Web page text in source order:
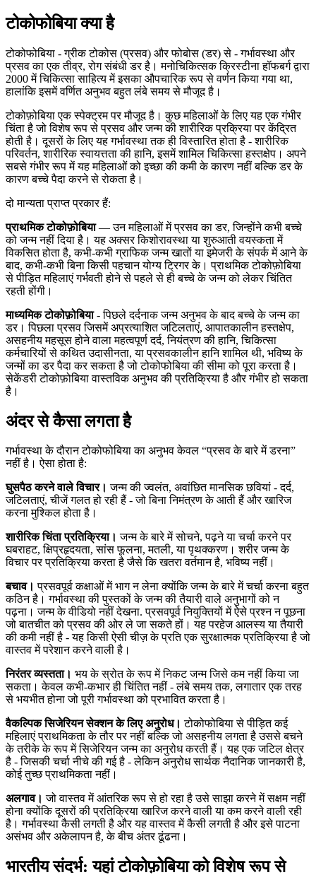
टोकोफोबिया क्या है
टोकोफोबिया - ग्रीक टोकोस (प्रसव) और फोबोस (डर) से - गर्भावस्था और
प्रसव का एक तीव्र, रोग संबंधी डर है। मनोचिकित्सक क्रिस्टीना हॉफबर्ग द्वारा
2000 में चिकित्सा साहित्य में इसका औपचारिक रूप से वर्णन किया गया था,
हालांकि इसमें वर्णित अनुभव बहुत लंबे समय से मौजूद है।
टोकोफ़ोबिया एक स्पेक्ट्रम पर मौजूद है। कुछ महिलाओं के लिए यह एक गंभीर
चिंता है जो विशेष रूप से प्रसव और जन्म की शारीरिक प्रक्रिया पर केंद्रित
होती है। दूसरों के लिए यह गर्भावस्था तक ही विस्तारित होता है - शारीरिक
परिवर्तन, शारीरिक स्वायत्तता की हानि, इसमें शामिल चिकित्सा हस्तक्षेप। अपने
सबसे गंभीर रूप में यह महिलाओं को इच्छा की कमी के कारण नहीं बल्कि डर के
कारण बच्चे पैदा करने से रोकता है।
दो मान्यता प्राप्त प्रकार हैं:
प्राथमिक टोकोफ़ोबिया— उन महिलाओं में प्रसव का डर, जिन्होंने कभी बच्चे
को जन्म नहीं दिया है। यह अक्सर किशोरावस्था या शुरुआती वयस्कता में
विकसित होता है, कभी-कभी ग्राफिक जन्म खातों या इमेजरी के संपर्क में आने के
बाद, कभी-कभी बिना किसी पहचान योग्य ट्रिगर के। प्राथमिक टोकोफ़ोबिया
से पीड़ित महिलाएं गर्भवती होने से पहले से ही बच्चे के जन्म को लेकर चिंतित
रहती होंगी।
माध्यमिक टोकोफ़ोबिया- पिछले दर्दनाक जन्म अनुभव के बाद बच्चे के जन्म का
डर। पिछला प्रसव जिसमें अप्रत्याशित जटिलताएं, आपातकालीन हस्तक्षेप,
असहनीय महसूस होने वाला महत्वपूर्ण दर्द, नियंत्रण की हानि, चिकित्सा
कर्मचारियों से कथित उदासीनता, या प्रसवकालीन हानि शामिल थी, भविष्य के
जन्मों का डर पैदा कर सकता है जो टोकोफोबिया की सीमा को पूरा करता है।
सेकेंडरी टोकोफ़ोबिया वास्तविक अनुभव की प्रतिक्रिया है और गंभीर हो सकता
है।
अंदर से कैसा लगता है
गर्भावस्था के दौरान टोकोफोबिया का अनुभव केवल “प्रसव के बारे में डरना”
नहीं है। ऐसा होता है:
घुसपैठ करने वाले विचार। जन्म की ज्वलंत, अवांछित मानसिक छवियां - दर्द,
जटिलताएं, चीजें गलत हो रही हैं - जो बिना निमंत्रण के आती हैं और खारिज
करना मुश्किल होता है।
शारीरिक चिंता प्रतिक्रिया। जन्म के बारे में सोचने, पढ़ने या चर्चा करने पर
घबराहट, क्षिप्रहृदयता, सांस फूलना, मतली, या पृथक्करण। शरीर जन्म के
विचार पर प्रतिक्रिया करता है जैसे कि खतरा वर्तमान है, भविष्य नहीं।
बचाव। प्रसवपूर्व कक्षाओं में भाग न लेना क्योंकि जन्म के बारे में चर्चा करना बहुत
कठिन है। गर्भावस्था की पुस्तकों के जन्म की तैयारी वाले अनुभागों को न
पढ़ना। जन्म के वीडियो नहीं देखना. प्रसवपूर्व नियुक्तियों में ऐसे प्रश्न न पूछना
जो बातचीत को प्रसव की ओर ले जा सकते हों। यह परहेज आलस्य या तैयारी
की कमी नहीं है - यह किसी ऐसी चीज़ के प्रति एक सुरक्षात्मक प्रतिक्रिया है जो
वास्तव में परेशान करने वाली है।
निरंतर व्यस्तता। भय के स्रोत के रूप में निकट जन्म जिसे कम नहीं किया जा
सकता। केवल कभी-कभार ही चिंतित नहीं - लंबे समय तक, लगातार एक तरह
से भयभीत होना जो पूरी गर्भावस्था को प्रभावित करता है।
वैकल्पिक सिजेरियन सेक्शन के लिए अनुरोध। टोकोफोबिया से पीड़ित कई
महिलाएं प्राथमिकता के तौर पर नहीं बल्कि जो असहनीय लगता है उससे बचने
के तरीके के रूप में सिजेरियन जन्म का अनुरोध करती हैं। यह एक जटिल क्षेत्र
है - जिसकी चर्चा नीचे की गई है - लेकिन अनुरोध सार्थक नैदानिक ​​जानकारी है,
कोई तुच्छ प्राथमिकता नहीं।
अलगाव। जो वास्तव में आंतरिक रूप से हो रहा है उसे साझा करने में सक्षम नहीं
होना क्योंकि दूसरों की प्रतिक्रिया खारिज करने वाली या कम करने वाली रही
है। गर्भावस्था कैसी लगती है और यह वास्तव में कैसी लगती है और इसे पाटना
असंभव और अकेलापन है, के बीच अंतर ढूंढना।
भारतीय संदर्भ: यहां टोकोफ़ोबिया को विशेष रूप से